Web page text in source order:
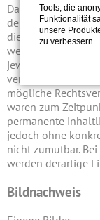
Das Angebot
deren Inhalte wir
diese fremden
werden. Für die
jeweilige Anbieter
verlinkten Seiten
mögliche
waren zum
permanente
jedoch ohne
nicht zumutbar.
werden derartige
Bildnachweis
Tools, die
Funktionalität
unsere
zu verbessern.